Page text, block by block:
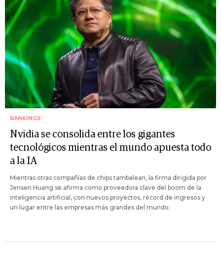
RANKINGS
Nvidia se consolida entre los gigantes
tecnológicos mientras el mundo apuesta todo
a la IA
Mientras otras compañías de chips tambalean, la firma dirigida por
Jensen Huang se afirma como proveedora clave del boom de la
inteligencia artificial, con nuevos proyectos, récord de ingresos y
un lugar entre las empresas más grandes del mundo.